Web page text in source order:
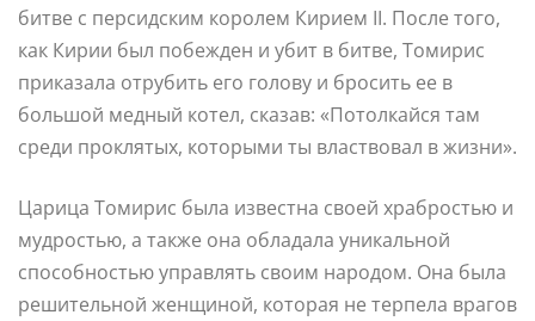
битве с персидским королем Кирием II. После того,
как Кирии был побежден и убит в битве, Томирис
приказала отрубить его голову и бросить ее в
большой медный котел, сказав: «Потолкайся там
среди проклятых, которыми ты властвовал в жизни».
Царица Томирис была известна своей храбростью и
мудростью, а также она обладала уникальной
способностью управлять своим народом. Она была
решительной женщиной, которая не терпела врагов